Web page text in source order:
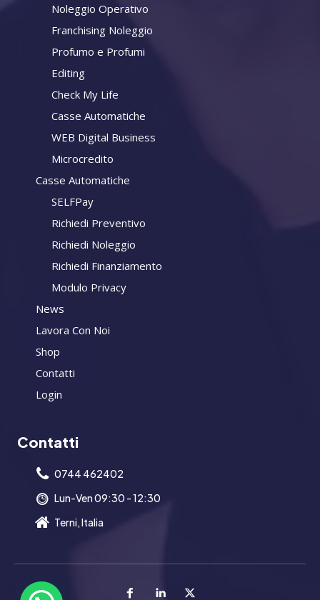
Noleggio Operativo
Franchising Noleggio
Profumo e Profumi
Editing
Check My Life
Casse Automatiche
WEB Digital Business
Microcredito
Casse Automatiche
SELFPay
Richiedi Preventivo
Richiedi Noleggio
Richiedi Finanziamento
Modulo Privacy
News
Lavora Con Noi
Shop
Contatti
Login
Contatti
0744 462402
Lun-Ven 09:30 - 12:30
Terni, Italia